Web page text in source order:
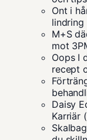
Ont i
lindring
M+S
mot
Oops I
recept
Daisy
Karriär